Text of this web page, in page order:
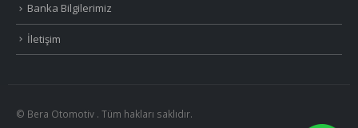
Banka Bilgilerimiz
İletişim
© Bera Otomotiv . Tüm hakları saklıdır.